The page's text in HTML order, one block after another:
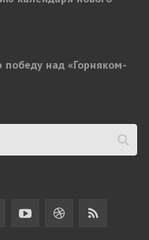
над «Горняком-